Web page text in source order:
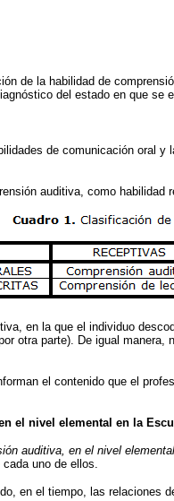
de la habilidad de
del estado en que
de comunicación
auditiva, como
en la que el individuo
otra parte). De igual
el contenido que el
el nivel elemental en la
auditiva, en el nivel
uno de ellos.
en el tiempo, las